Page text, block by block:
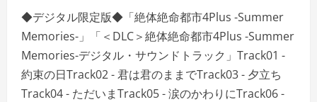
◆デジタル限定版◆「絶体絶命都市4Plus -Summer
Memories-」「＜DLC＞絶体絶命都市4Plus -Summer
Memories-デジタル・サウンドトラック」Track01 -
約束の日Track02 - 君は君のままでTrack03 - 夕立ち
Track04 - ただいまTrack05 - 涙のかわりにTrack06 -